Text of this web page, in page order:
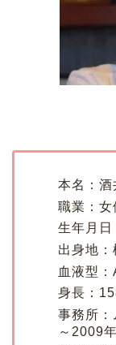
本名：
職業：女
生年月日
出身地：
血液型：
身長：
事務所
～2009